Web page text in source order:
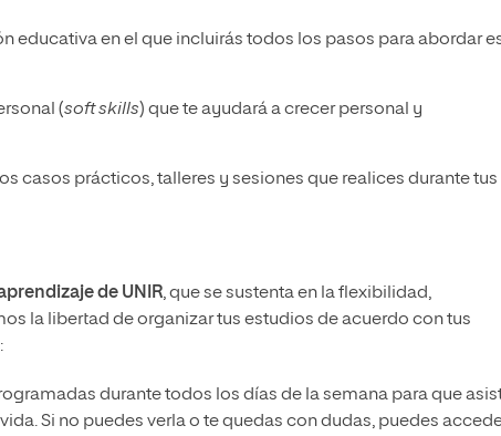
educativa en el que incluirás todos los pasos para abordar
(soft skills) que te ayudará a crecer personal y
casos prácticos, talleres y sesiones que realices durante tus
de UNIR, que se sustenta en la flexibilidad,
la libertad de organizar tus estudios de acuerdo con tus
durante todos los días de la semana para que
Si no puedes verla o te quedas con dudas, puedes